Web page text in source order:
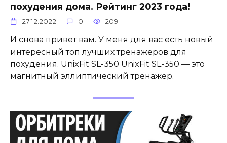
похудения дома. Рейтинг 2023 года!
27.12.2022 0 209
И снова привет вам. У меня для вас есть новый
интересный топ лучших тренажеров для
похудения. UnixFit SL-350 UnixFit SL-350 — это
магнитный эллиптический тренажёр.